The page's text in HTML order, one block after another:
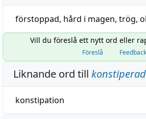
förstoppad, hård i magen, trög,
Vill du föreslå ett nytt ord eller
Föreslå Feedback
Liknande ord till konstiperad
konstipation